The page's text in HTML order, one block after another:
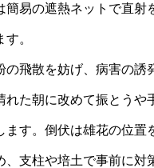
簡易の遮熱ネットで直射
。
の飛散を妨げ、病害の誘
れた朝に改めて振とうや
ます。倒伏は雄花の位置
、支柱や培土で事前に対